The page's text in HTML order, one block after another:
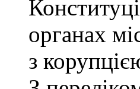
органах
з